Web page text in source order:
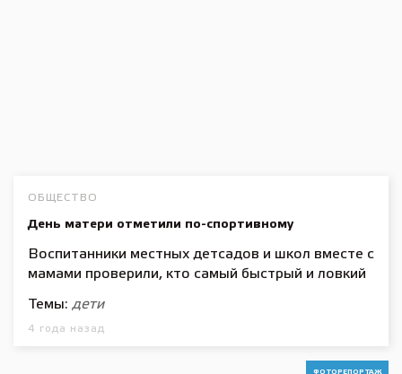
ОБЩЕСТВО
День матери отметили по-спортивному
Воспитанники местных детсадов и школ вместе с
мамами проверили, кто самый быстрый и ловкий
Темы: дети
4 года назад
ФОТОРЕПОРТАЖ